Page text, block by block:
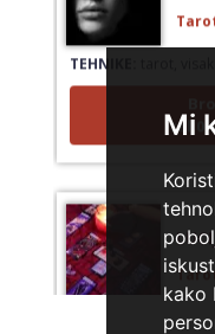
Mi
kako
TEHNIKE:
sudbinske